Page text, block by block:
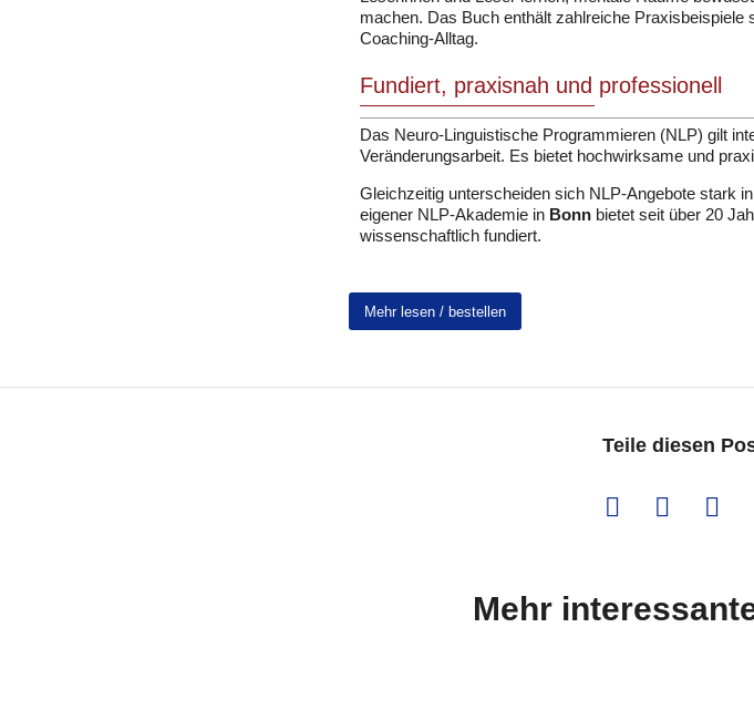
machen. Das Buch enthält zahlreiche
Coaching-Alltag.
Fundiert, praxisnah und professionell
Das Neuro-Linguistische Programmieren (NLP) gilt
Veränderungsarbeit. Es bietet hochwirksame und
Gleichzeitig unterscheiden sich NLP-Angebote stark
eigener NLP-Akademie in Bonnbietet seit über 20
wissenschaftlich fundiert.
Mehr lesen / bestellen
Teile diesen
Mehr